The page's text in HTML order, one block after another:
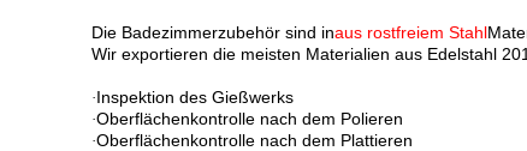
Die Badezimmerzubehör sind inaus rostfreiem Stahl
Wir exportieren die meisten Materialien aus Edelstahl
·Inspektion des Gießwerks
·Oberflächenkontrolle nach dem Polieren
·Oberflächenkontrolle nach dem Plattieren